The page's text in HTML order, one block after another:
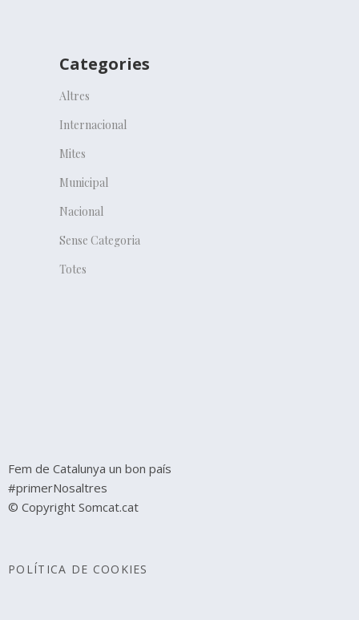
Categories
Altres
Internacional
Mites
Municipal
Nacional
Sense Categoria
Totes
Fem de Catalunya un bon país
#primerNosaltres
© Copyright Somcat.cat
POLÍTICA DE COOKIES